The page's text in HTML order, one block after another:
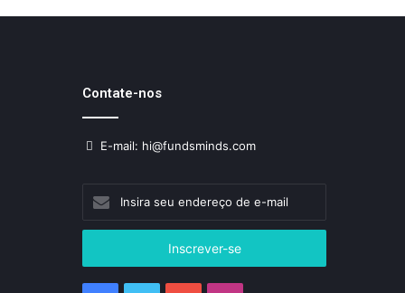
Contate-nos
E-mail: hi@fundsminds.com
Insira
seu
endereço
e-
mail